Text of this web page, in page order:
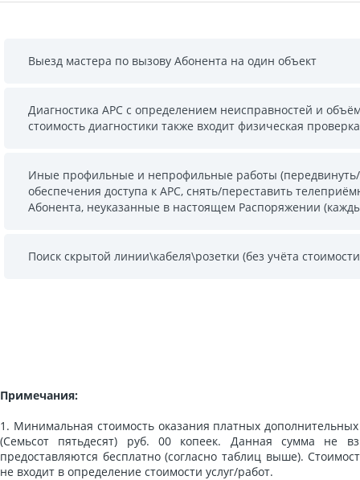
Выезд мастера по вызову Абонента на один объект
Диагностика АРС с определением неисправностей и
стоимость диагностики также входит физическая
Иные профильные и непрофильные работы (передвинуть/
обеспечения доступа к АРС, снять/переставить
Абонента, неуказанные в настоящем Распоряжении
Поиск скрытой линии\кабеля\розетки (без учёта
Примечания:
1. Минимальная стоимость оказания платных
(Семьсот пятьдесят) руб. 00 копеек. Данная сумма не
предоставляются бесплатно (согласно таблиц выше).
не входит в определение стоимости услуг/работ.